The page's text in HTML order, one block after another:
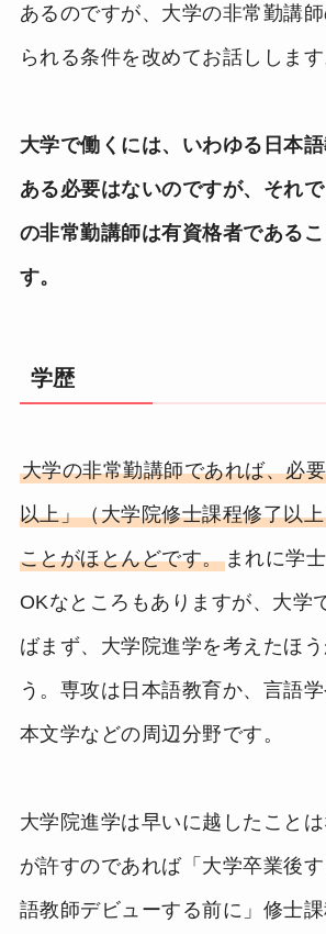
あるのですが、大学の非常勤講
られる条件を改めてお話しします
大学で働くには、いわゆる日本
ある必要はないのですが、それ
の非常勤講師は有資格者である
す。
学歴
大学の非常勤講師であれば、必
以上」（大学院修士課程修了以
ことがほとんどです。まれに学
OKなところもありますが、大学
ばまず、大学院進学を考えたほ
う。専攻は日本語教育か、言語
本文学などの周辺分野です。
大学院進学は早いに越したこと
が許すのであれば「大学卒業後
語教師デビューする前に」修士